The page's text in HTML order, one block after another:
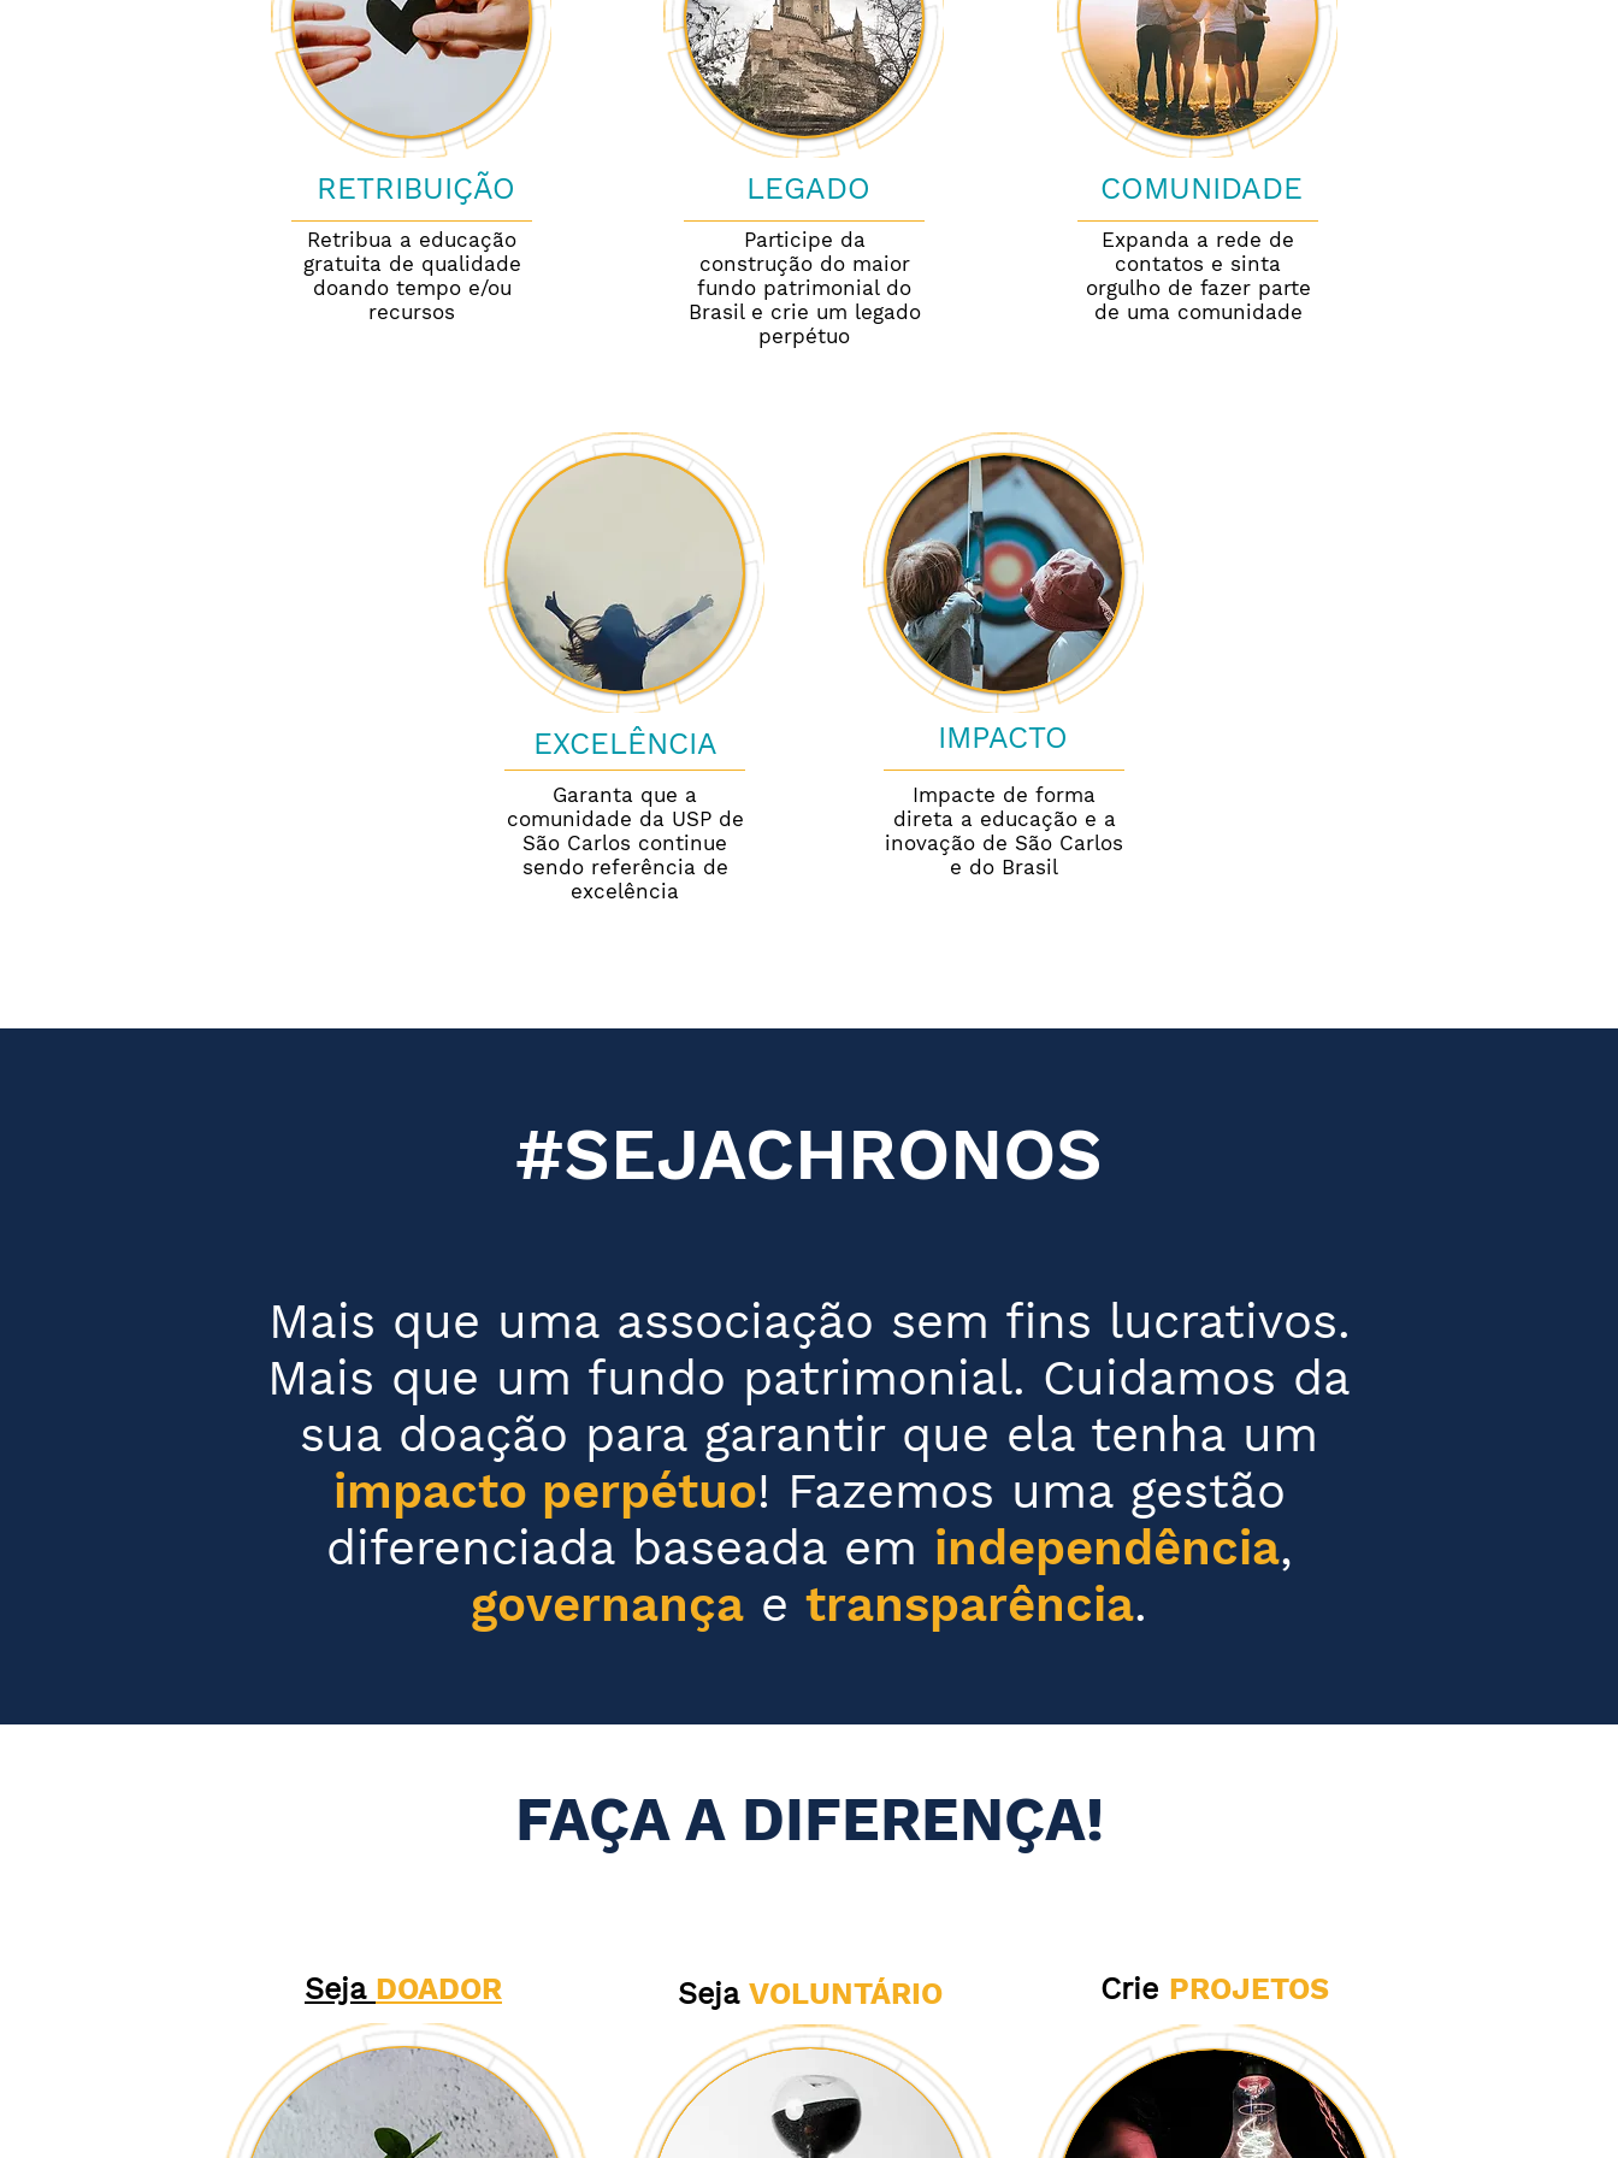
EXCELÊNCIA
Garanta que a
comunidade da USP de
São Carlos continue
sendo referência de
excelência
IMPACTO
Impacte de forma
direta a educação e a
inovação de São Carlos
e do Brasil
RETRIBUIÇÃO
Retribua a educação
gratuita de qualidade
doando tempo e/ou
recursos
LEGADO
Participe da
construção do maior
fundo patrimonial do
Brasil e crie um legado
perpétuo
COMUNIDADE
Expanda a rede de
contatos e sinta
orgulho de fazer parte
de uma comunidade
#SEJACHRONOS
Mais que uma associação sem fins lucrativos.
Mais que um fundo patrimonial. Cuidamos da
sua doação para garantir que ela tenha um
impacto perpétuo! Fazemos uma gestão
diferenciada baseada em independência,
governança e transparência.
FAÇA A DIFERENÇA!
Seja DOADOR Seja VOLUNTÁRIO Crie PROJETOS